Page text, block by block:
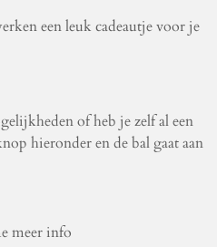
een leuk cadeautje voor je
of heb je zelf al een
hieronder en de bal gaat aan
meer info